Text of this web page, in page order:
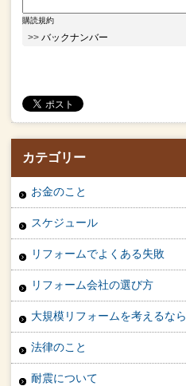
購読規約
>> バックナンバー
カテゴリー
お金のこと
スケジュール
リフォームでよくある失敗
リフォーム会社の選び方
大規模リフォームを考えるなら
法律のこと
耐震について